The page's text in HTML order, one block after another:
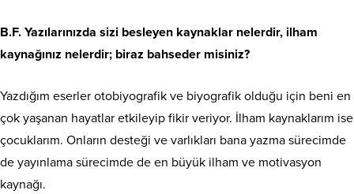
B.F. Yazılarınızda sizi besleyen kaynaklar nelerdir, ilham
kaynağınız nelerdir; biraz bahseder misiniz?
Yazdığım eserler otobiyografik ve biyografik olduğu için beni en
çok yaşanan hayatlar etkileyip fikir veriyor. İlham kaynaklarım ise
çocuklarım. Onların desteği ve varlıkları bana yazma sürecimde
de yayınlama sürecimde de en büyük ilham ve motivasyon
kaynağı.